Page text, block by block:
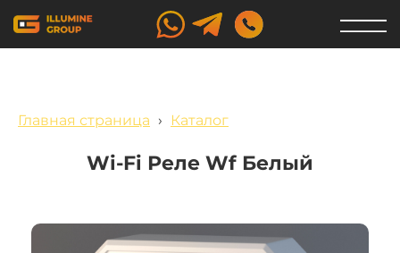
Главная страница › Каталог
Wi-Fi Реле Wf Белый